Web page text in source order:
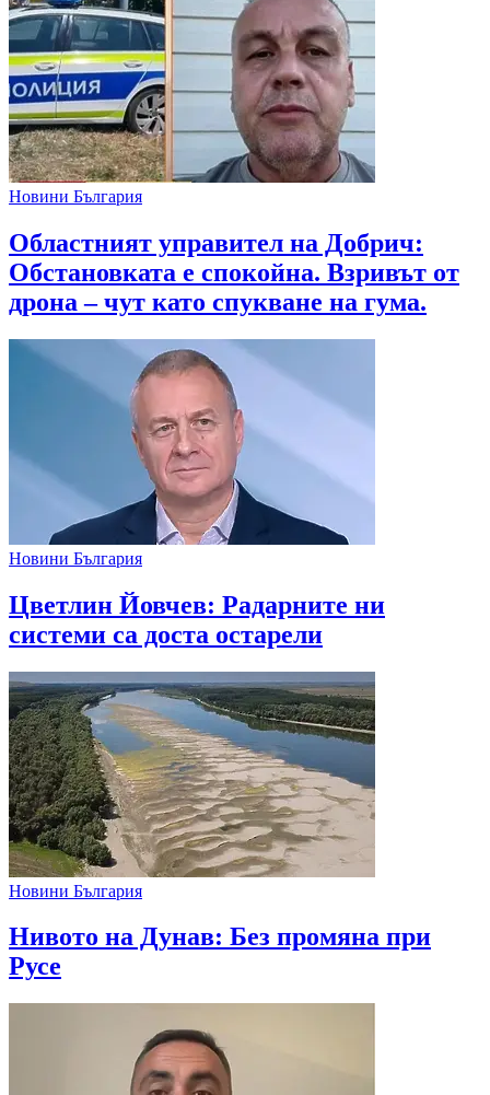
Новини България
Областният управител на Добрич:
Обстановката е спокойна. Взривът от
дрона – чут като спукване на гума.
Новини България
Цветлин Йовчев: Радарните ни
системи са доста остарели
Новини България
Нивото на Дунав: Без промяна при
Русе